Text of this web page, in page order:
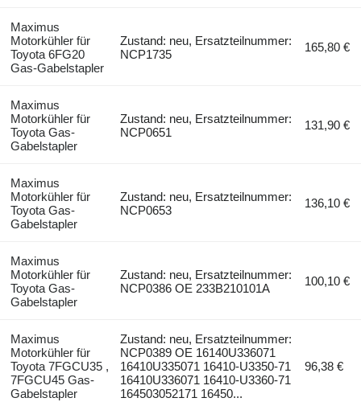
Maximus
Motorkühler für
Toyota 6FG20
Gas-Gabelstapler
Zustand: neu, Ersatzteilnummer:
NCP1735
165,80 €
Maximus
Motorkühler für
Toyota Gas-
Gabelstapler
Zustand: neu, Ersatzteilnummer:
NCP0651
131,90 €
Maximus
Motorkühler für
Toyota Gas-
Gabelstapler
Zustand: neu, Ersatzteilnummer:
NCP0653
136,10 €
Maximus
Motorkühler für
Toyota Gas-
Gabelstapler
Zustand: neu, Ersatzteilnummer:
NCP0386 OE 233B210101A
100,10 €
Maximus
Motorkühler für
Toyota 7FGCU35 ,
7FGCU45 Gas-
Gabelstapler
Zustand: neu, Ersatzteilnummer:
NCP0389 OE 16140U336071
16410U335071 16410-U3350-71
16410U336071 16410-U3360-71
164503052171 16450...
96,38 €